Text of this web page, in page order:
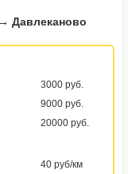
Давлеканово
3000 руб.
9000 руб.
20000 руб.
40 руб/км